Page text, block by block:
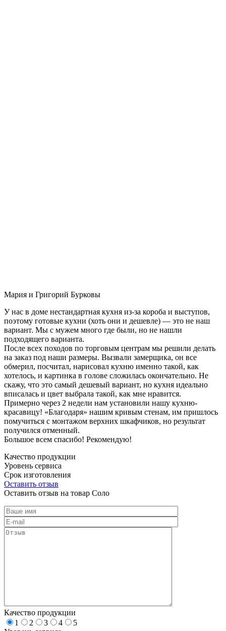
Мария и Григорий Бурковы
У нас в доме нестандартная кухня из-за короба и выступов,
поэтому готовые кухни (хоть они и дешевле) — это не наш
вариант. Мы с мужем много где были, но не нашли
подходящего варианта.
После всех походов по торговым центрам мы решили делать
на заказ под наши размеры. Вызвали замерщика, он все
обмерил, посчитал, нарисовал кухню именно такой, как
хотелось, и картинка в голове сложилась окончательно. Не
скажу, что это самый дешевый вариант, но кухня идеально
вписалась и цвет выбрала такой, как мне нравится.
Примерно через 2 недели нам установили нашу кухню-
красавицу! «Благодаря» нашим кривым стенам, им пришлось
помучиться с монтажом верхних шкафчиков, но результат
получился отменный.
Большое всем спасибо! Рекомендую!
Качество продукции
Уровень сервиса
Срок изготовления
Оставить отзыв
Оставить отзыв на товар Соло
Качество продукции
1
2 3 4
5